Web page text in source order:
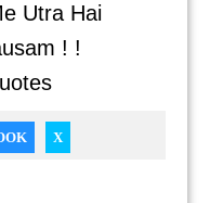
Utra Hai
! !
X